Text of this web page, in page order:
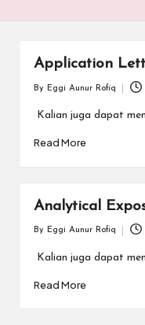
H
id
tu
Application
Posted
by
By Eggi Aunur Rofiq
Kalian juga dapat
Read More
Analytical
by
By Eggi Aunur Rofiq
Kalian juga dapat
Read More